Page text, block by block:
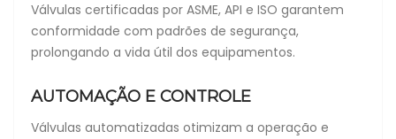
Válvulas certificadas por ASME, API e ISO garantem
conformidade com padrões de segurança,
prolongando a vida útil dos equipamentos.
AUTOMAÇÃO E CONTROLE
Válvulas automatizadas otimizam a operação e